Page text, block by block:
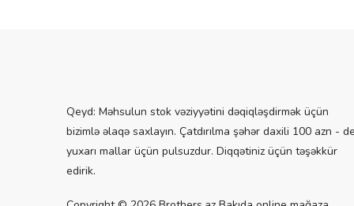
Qeyd: Məhsulun stok vəziyyətini dəqiqləşdirmək üçün
bizimlə əlaqə saxlayın. Çatdırılma şəhər daxili 100 azn -
yuxarı mallar üçün pulsuzdur. Diqqətiniz üçün təşəkkür
edirik.